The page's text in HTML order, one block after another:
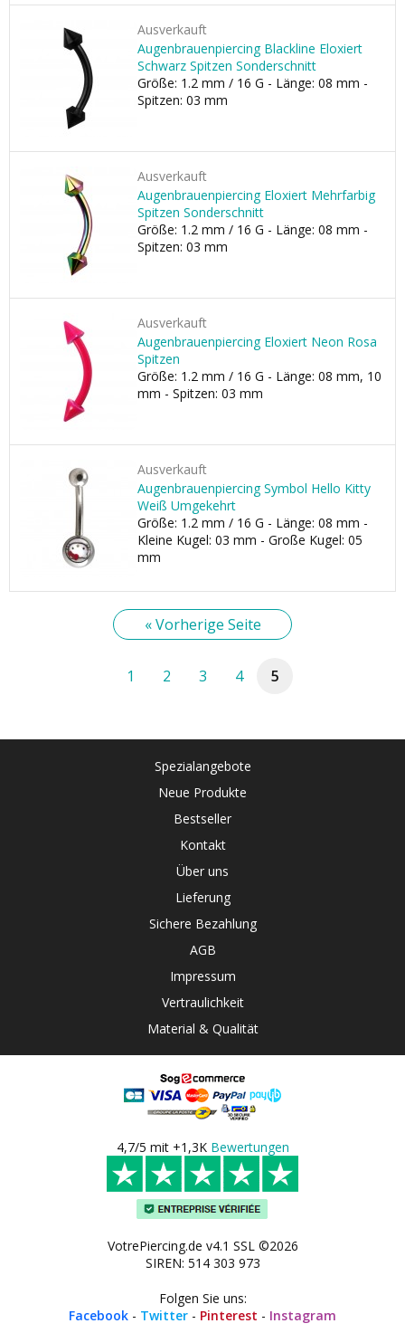
Ausverkauft
Augenbrauenpiercing Blackline Eloxiert
Schwarz Spitzen Sonderschnitt
Größe: 1.2 mm / 16 G - Länge: 08 mm -
Spitzen: 03 mm
Ausverkauft
Augenbrauenpiercing Eloxiert Mehrfarbig
Spitzen Sonderschnitt
Größe: 1.2 mm / 16 G - Länge: 08 mm -
Spitzen: 03 mm
Ausverkauft
Augenbrauenpiercing Eloxiert Neon Rosa
Spitzen
Größe: 1.2 mm / 16 G - Länge: 08 mm, 10
mm - Spitzen: 03 mm
Ausverkauft
Augenbrauenpiercing Symbol Hello Kitty
Weiß Umgekehrt
Größe: 1.2 mm / 16 G - Länge: 08 mm -
Kleine Kugel: 03 mm - Große Kugel: 05
mm
« Vorherige Seite
1 2 3 4 5
Spezialangebote
Neue Produkte
Bestseller
Kontakt
Über uns
Lieferung
Sichere Bezahlung
AGB
Impressum
Vertraulichkeit
Material & Qualität
4,7/5 mit +1,3K Bewertungen
VotrePiercing.de v4.1 SSL ©2026
SIREN: 514 303 973
Folgen Sie uns:
Facebook - Twitter - Pinterest - Instagram